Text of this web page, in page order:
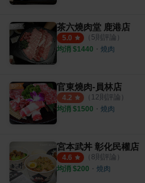
茶六燒肉堂 鹿港店
5.0 （ 5則評論）
均消 $1440 ・ 燒肉
官東燒肉-員林店
4.2 （ 12則評論）
均消 $1500 ・ 燒肉
宮本武丼 彰化民權店
4.6 （ 8則評論）
均消 $200 ・ 燒肉